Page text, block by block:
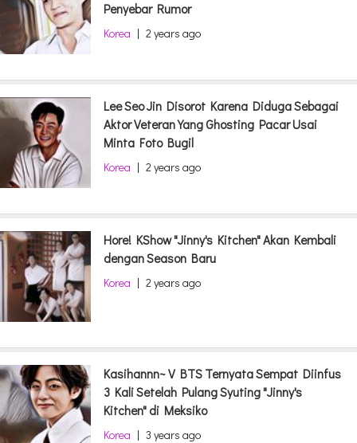
Penyebar Rumor
Korea | 2 years ago
Lee Seo Jin Disorot Karena Diduga Sebagai
Aktor Veteran Yang Ghosting Pacar Usai
Minta Foto Bugil
Korea | 2 years ago
Hore! KShow "Jinny's Kitchen" Akan Kembali
dengan Season Baru
Korea | 2 years ago
Kasihannn~ V BTS Ternyata Sempat Diinfus
3 Kali Setelah Pulang Syuting "Jinny's
Kitchen" di Meksiko
Korea | 3 years ago